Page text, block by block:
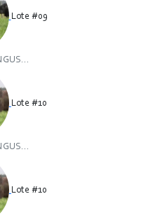
Lote #09
Lote #10
Lote #10